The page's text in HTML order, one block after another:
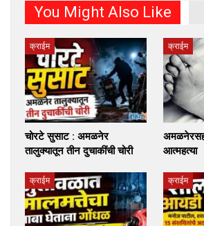
You Might Also Like
क्राईम
चोरटे सुसाट : अमळनेर
तालुक्यातून तीन दुचाकींची चोरी
क्राईम
अमळनेरसह
आत्महत्या
क्राईम क्राईम